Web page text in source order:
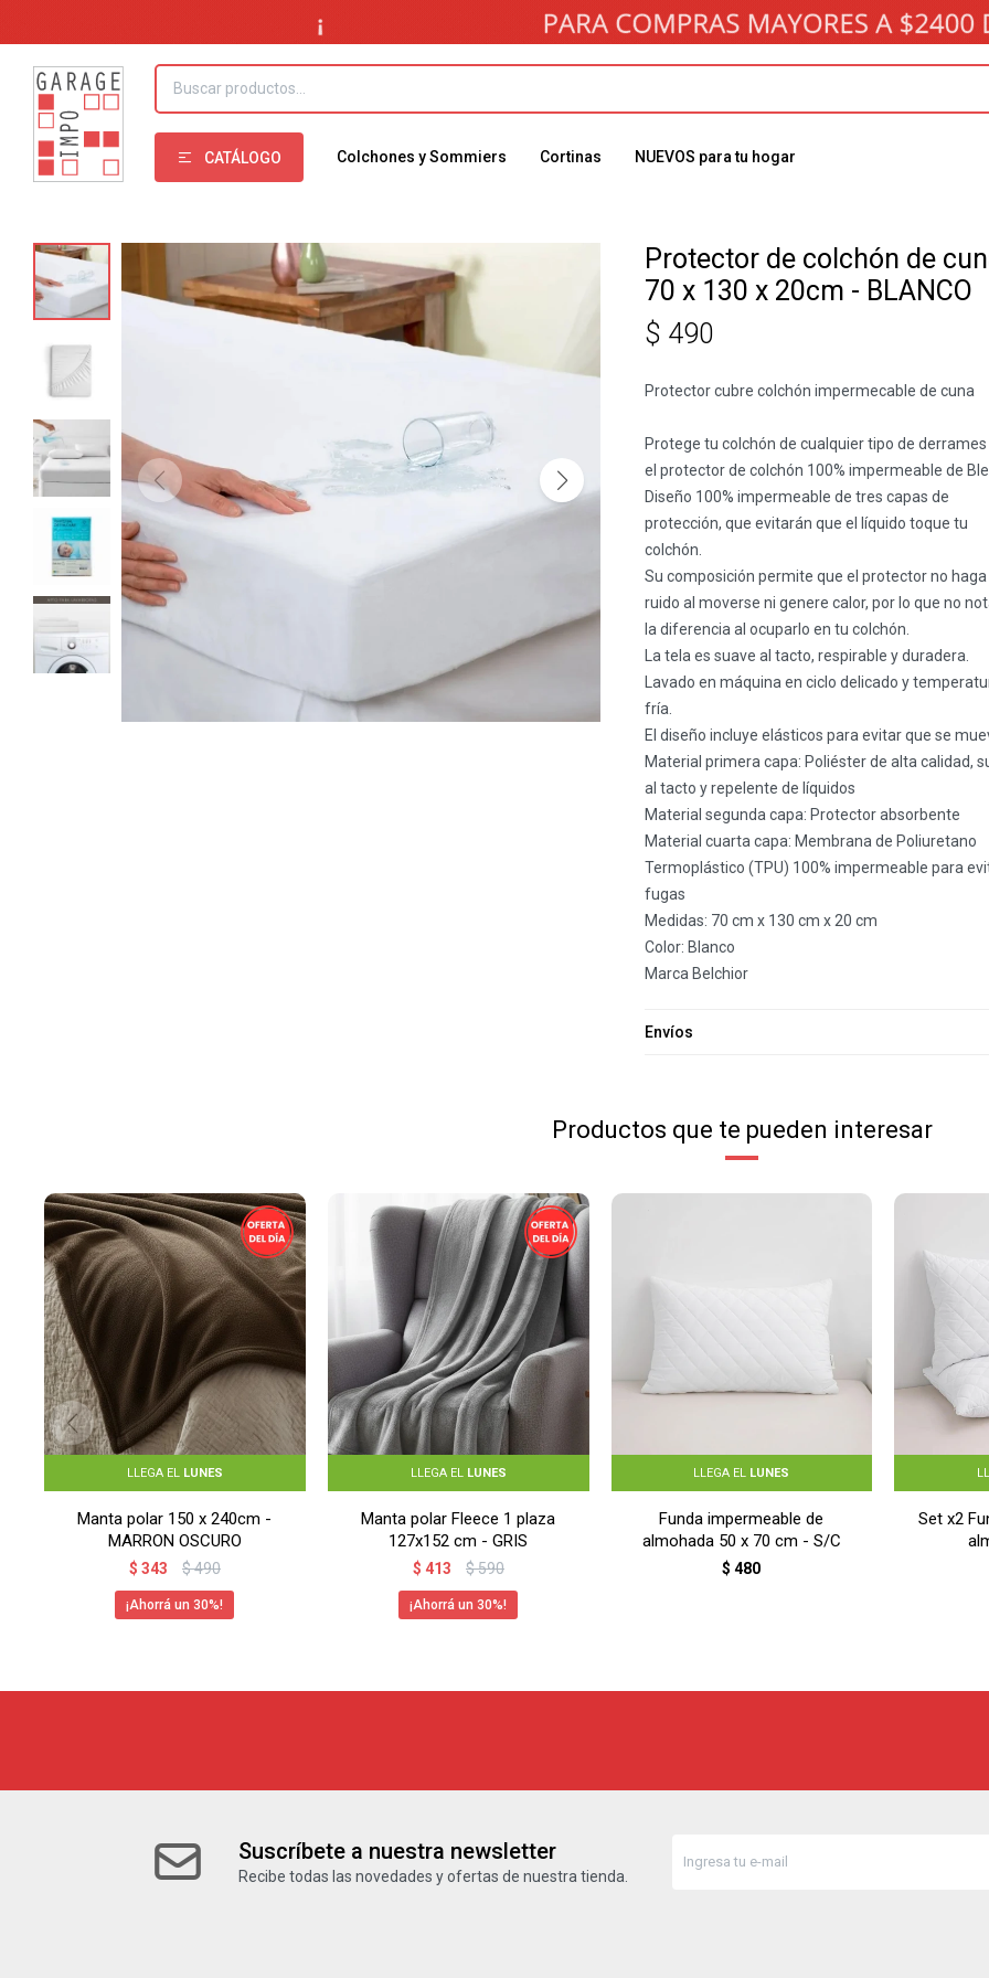
CATÁLOGO Colchones y Sommiers Cortinas NUEVOS para tu hogar
Protector de colchón de
70 x 130 x 20cm - BLANCO
$ 490
Protector cubre colchón impermecable de cuna
Protege tu colchón de cualquier tipo de derrames
el protector de colchón 100% impermeable de
Diseño 100% impermeable de tres capas de
protección, que evitarán que el líquido toque tu
colchón.
Su composición permite que el protector no haga
ruido al moverse ni genere calor, por lo que no
la diferencia al ocuparlo en tu colchón.
La tela es suave al tacto, respirable y duradera.
Lavado en máquina en ciclo delicado y
fría.
El diseño incluye elásticos para evitar que se
Material primera capa: Poliéster de alta calidad,
al tacto y repelente de líquidos
Material segunda capa: Protector absorbente
Material cuarta capa: Membrana de Poliuretano
Termoplástico (TPU) 100% impermeable para
fugas
Medidas: 70 cm x 130 cm x 20 cm
Color: Blanco
Marca Belchior
Envíos
Productos que te pueden interesar
LLEGA EL LUNES
Manta polar 150 x 240cm -
MARRON OSCURO
$ 343 $490
30
LLEGA EL LUNES
Manta polar Fleece 1 plaza
127x152 cm - GRIS
$ 413 $590
30
LLEGA EL LUNES
Funda impermeable de
almohada 50 x 70 cm - S/C
$ 480
Set x2
Suscríbete a nuestra newsletter
Recibe todas las novedades y ofertas de nuestra tienda.